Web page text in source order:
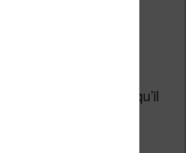
n’est pas de
du logiciel et du
avez déjà tout ce qu’il
en vidéo sur ces